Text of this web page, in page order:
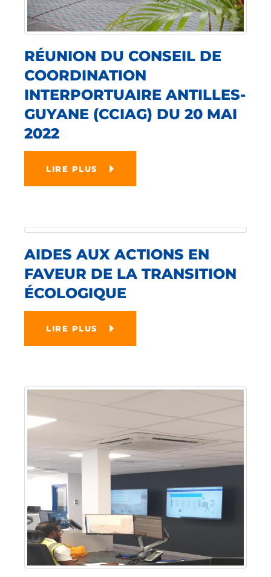
RÉUNION DU CONSEIL DE
COORDINATION
INTERPORTUAIRE ANTILLES-
GUYANE (CCIAG) DU 20 MAI
2022
LIRE PLUS
AIDES AUX ACTIONS EN
FAVEUR DE LA TRANSITION
ÉCOLOGIQUE
LIRE PLUS